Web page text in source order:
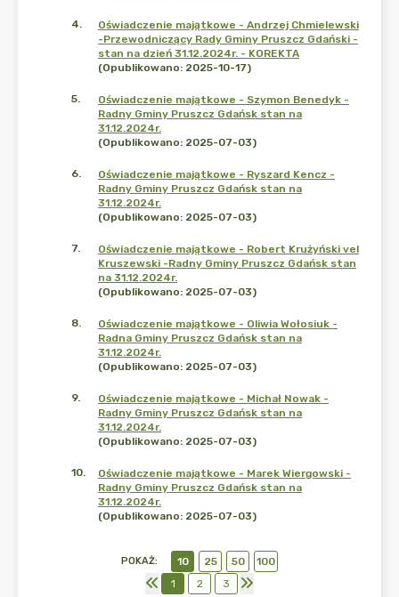
4.
Oświadczenie majątkowe - Andrzej Chmielewski
-Przewodniczący Rady Gminy Pruszcz Gdański -
stan na dzień 31.12.2024r. - KOREKTA
(Opublikowano: 2025-10-17)
5.
Oświadczenie majątkowe - Szymon Benedyk -
Radny Gminy Pruszcz Gdańsk stan na
31.12.2024r.
(Opublikowano: 2025-07-03)
6.
Oświadczenie majątkowe - Ryszard Kencz -
Radny Gminy Pruszcz Gdańsk stan na
31.12.2024r.
(Opublikowano: 2025-07-03)
7.
Oświadczenie majątkowe - Robert Krużyński vel
Kruszewski -Radny Gminy Pruszcz Gdańsk stan
na 31.12.2024r.
(Opublikowano: 2025-07-03)
8.
Oświadczenie majątkowe - Oliwia Wołosiuk -
Radna Gminy Pruszcz Gdańsk stan na
31.12.2024r.
(Opublikowano: 2025-07-03)
9.
Oświadczenie majątkowe - Michał Nowak -
Radny Gminy Pruszcz Gdańsk stan na
31.12.2024r.
(Opublikowano: 2025-07-03)
10.
Oświadczenie majątkowe - Marek Wiergowski -
Radny Gminy Pruszcz Gdańsk stan na
31.12.2024r.
(Opublikowano: 2025-07-03)
POKAŻ: 10 25 50
100
1
2 3